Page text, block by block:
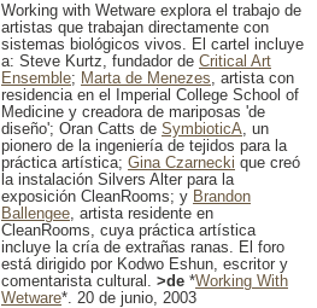
Working with Wetware explora el trabajo de
artistas que trabajan directamente con
sistemas biológicos vivos. El cartel incluye
a: Steve Kurtz, fundador de Critical Art
Ensemble; Marta de Menezes, artista con
residencia en el Imperial College School of
Medicine y creadora de mariposas 'de
diseño'; Oran Catts de SymbioticA, un
pionero de la ingeniería de tejidos para la
práctica artística; Gina Czarnecki que creó
la instalación Silvers Alter para la
exposición CleanRooms; y Brandon
Ballengee, artista residente en
CleanRooms, cuya práctica artística
incluye la cría de extrañas ranas. El foro
está dirigido por Kodwo Eshun, escritor y
comentarista cultural. >de *Working With
Wetware*. 20 de junio, 2003